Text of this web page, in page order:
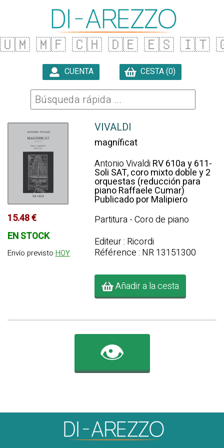
🇺🇲 🇲🇫 🇨🇭 🇩🇪 🇪🇸 🇮🇹
CUENTA CESTA (0)
15.48 €
EN STOCK
Envío previsto HOY
VIVALDI
magníficat
Antonio Vivaldi RV 610a y 611-
Soli SAT, coro mixto doble y 2
orquestas (reducción para
piano Raffaele Cumar)
Publicado por Malipiero
Partitura - Coro de piano
Editeur : Ricordi
Référence : NR 13151300
Añadir a la cesta
👁️